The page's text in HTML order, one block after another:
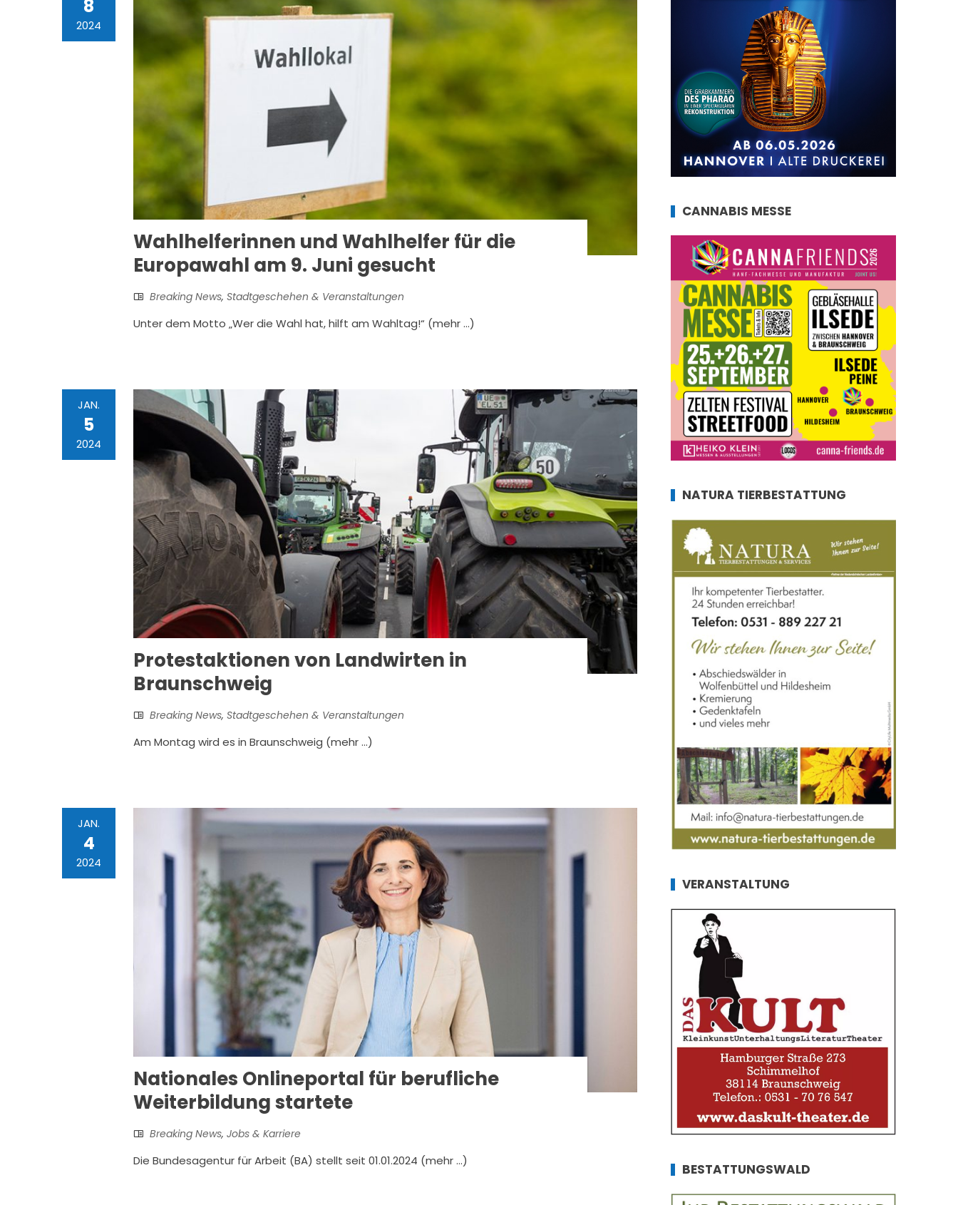
8
2024
Wahlhelferinnen und Wahlhelfer für die
Europawahl am 9. Juni gesucht
Breaking News, Stadtgeschehen & Veranstaltungen
Unter dem Motto „Wer die Wahl hat, hilft am Wahltag!“ (mehr …)
JAN.
5
2024
Protestaktionen von Landwirten in
Braunschweig
Breaking News, Stadtgeschehen & Veranstaltungen
Am Montag wird es in Braunschweig (mehr …)
JAN.
4
2024
Nationales Onlineportal für berufliche
Weiterbildung startete
Breaking News, Jobs & Karriere
Die Bundesagentur für Arbeit (BA) stellt seit 01.01.2024 (mehr …)
CANNABIS MESSE
NATURA TIERBESTATTUNG
VERANSTALTUNG
BESTATTUNGSWALD